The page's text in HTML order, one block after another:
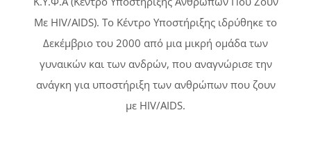
Με HIV/AIDS). Tο Κέντρο Υποστήριξης ιδρύθηκε το
Δεκέμβριο του 2000 από μια μικρή ομάδα των
γυναικών και των ανδρών, που αναγνώρισε την
ανάγκη για υποστήριξη των ανθρώπων που ζουν
με HIV/AIDS.